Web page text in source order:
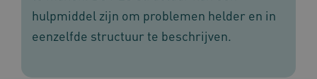
hulpmiddel zijn om problemen helder en in
eenzelfde structuur te beschrijven.